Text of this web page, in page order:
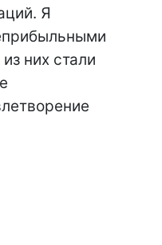
Я
них стали